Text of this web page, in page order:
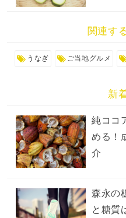
関連す
うなぎ ご当地グルメ
新
純ココ
める！
介
森永の
と糖質